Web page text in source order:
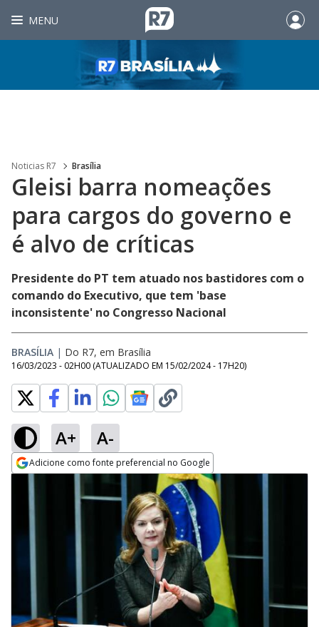
MENU
Noticias R7 Brasília
Gleisi barra nomeações
para cargos do governo e
é alvo de críticas
Presidente do PT tem atuado nos bastidores com o
comando do Executivo, que tem 'base
inconsistente' no Congresso Nacional
BRASÍLIA | Do R7, em Brasília
16/03/2023 - 02H00 (ATUALIZADO EM 15/02/2024 - 17H20)
A+ A-
Adicione como fonte preferencial no Google
Opens in new window